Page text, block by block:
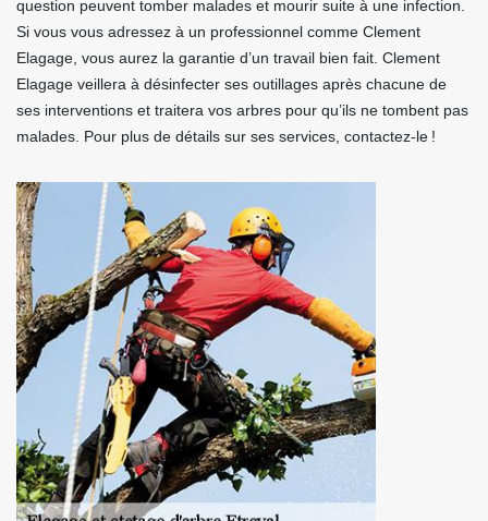
question peuvent tomber malades et mourir suite à une infection.
Si vous vous adressez à un professionnel comme Clement
Elagage, vous aurez la garantie d’un travail bien fait. Clement
Elagage veillera à désinfecter ses outillages après chacune de
ses interventions et traitera vos arbres pour qu’ils ne tombent pas
malades. Pour plus de détails sur ses services, contactez-le !